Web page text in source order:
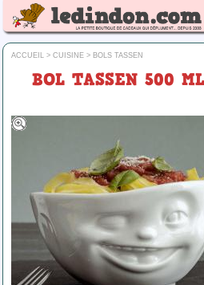
ACCUEIL > CUISINE > BOLS TASSEN
BOL TASSEN 500